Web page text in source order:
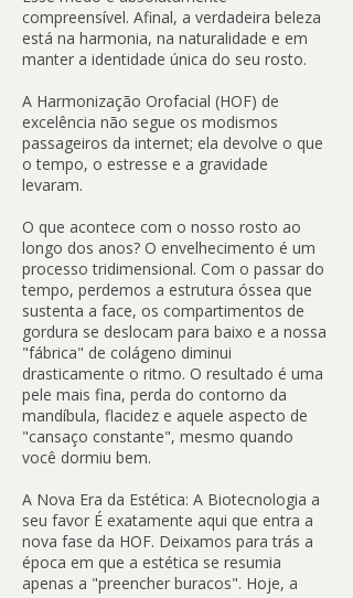
compreensível. Afinal, a verdadeira beleza
está na harmonia, na naturalidade e em
manter a identidade única do seu rosto.
A Harmonização Orofacial (HOF) de
excelência não segue os modismos
passageiros da internet; ela devolve o que
o tempo, o estresse e a gravidade
levaram.
O que acontece com o nosso rosto ao
longo dos anos? O envelhecimento é um
processo tridimensional. Com o passar do
tempo, perdemos a estrutura óssea que
sustenta a face, os compartimentos de
gordura se deslocam para baixo e a nossa
"fábrica" de colágeno diminui
drasticamente o ritmo. O resultado é uma
pele mais fina, perda do contorno da
mandíbula, flacidez e aquele aspecto de
"cansaço constante", mesmo quando
você dormiu bem.
A Nova Era da Estética: A Biotecnologia a
seu favor É exatamente aqui que entra a
nova fase da HOF. Deixamos para trás a
época em que a estética se resumia
apenas a "preencher buracos". Hoje, a